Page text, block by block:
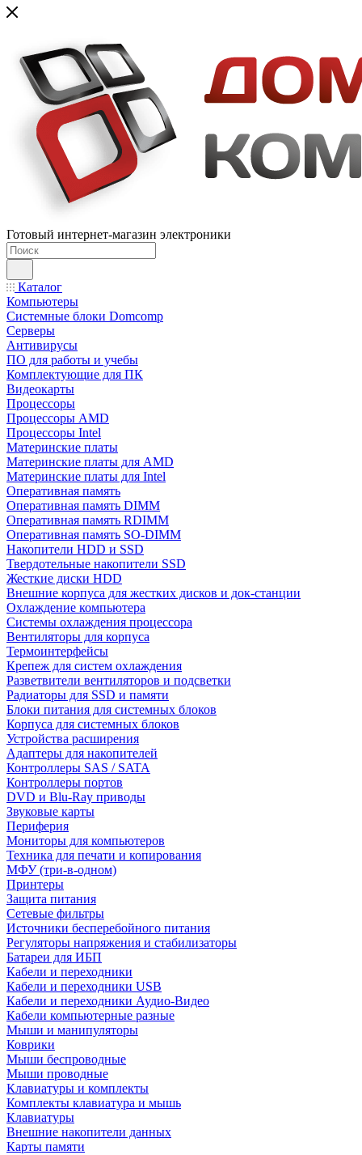
Готовый интернет-магазин электроники
Каталог
Компьютеры
Системные блоки Domcomp
Серверы
Антивирусы
ПО для работы и учебы
Комплектующие для ПК
Видеокарты
Процессоры
Процессоры AMD
Процессоры Intel
Материнские платы
Материнские платы для AMD
Материнские платы для Intel
Оперативная память
Оперативная память DIMM
Оперативная память RDIMM
Оперативная память SO-DIMM
Накопители HDD и SSD
Твердотельные накопители SSD
Жесткие диски HDD
Внешние корпуса для жестких дисков и док-станции
Охлаждение компьютера
Системы охлаждения процессора
Вентиляторы для корпуса
Термоинтерфейсы
Крепеж для систем охлаждения
Разветвители вентиляторов и подсветки
Радиаторы для SSD и памяти
Блоки питания для системных блоков
Корпуса для системных блоков
Устройства расширения
Адаптеры для накопителей
Контроллеры SAS / SATA
Контроллеры портов
DVD и Blu-Ray приводы
Звуковые карты
Периферия
Мониторы для компьютеров
Техника для печати и копирования
МФУ (три-в-одном)
Принтеры
Защита питания
Сетевые фильтры
Источники бесперебойного питания
Регуляторы напряжения и стабилизаторы
Батареи для ИБП
Кабели и переходники
Кабели и переходники USB
Кабели и переходники Аудио-Видео
Кабели компьютерные разные
Мыши и манипуляторы
Коврики
Мыши беспроводные
Мыши проводные
Клавиатуры и комплекты
Комплекты клавиатура и мышь
Клавиатуры
Внешние накопители данных
Карты памяти